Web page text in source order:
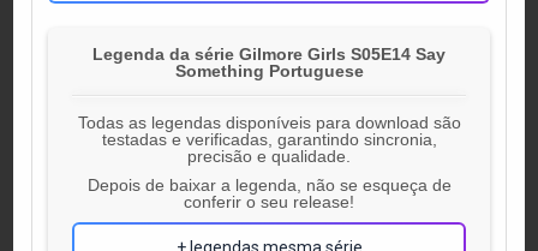
Legenda da série Gilmore Girls S05E14 Say
Something Portuguese
Todas as legendas disponíveis para download são
testadas e verificadas, garantindo sincronia,
precisão e qualidade.
Depois de baixar a legenda, não se esqueça de
conferir o seu release!